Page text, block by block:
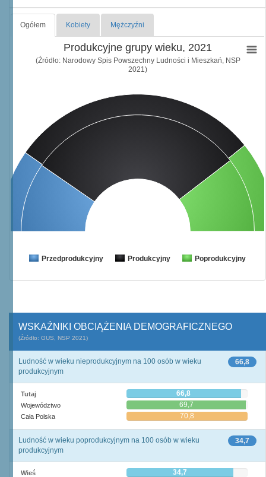
Ogółem Kobiety Mężczyźni
Produkcyjne grupy wieku, 2021
(Źródło: Narodowy Spis Powszechny Ludności i Mieszkań, NSP
2021)
Przedprodukcyjny Produkcyjny Poprodukcyjny
WSKAŹNIKI OBCIĄŻENIA DEMOGRAFICZNEGO
(Źródło: GUS, NSP 2021)
66,8
Ludność w wieku nieprodukcyjnym na 100 osób w wieku
produkcyjnym
Tutaj 66,8
Województwo 69,7
Cała Polska 70,8
34,7
Ludność w wieku poprodukcyjnym na 100 osób w wieku
produkcyjnym
Wieś 34,7